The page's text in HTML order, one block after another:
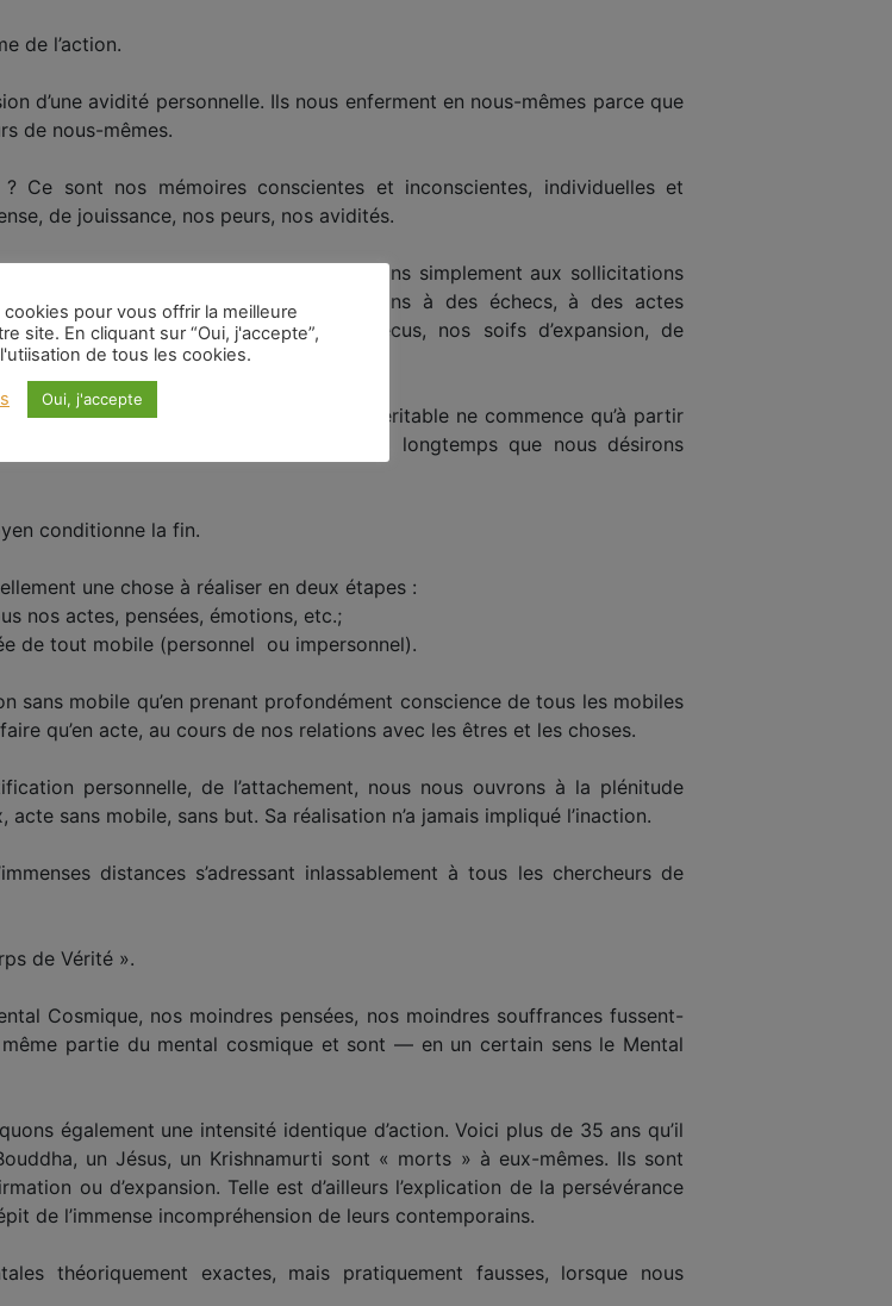
de l’action.
d’une avidité personnelle. Ils nous enferment en nous-mêmes parce que
de nous-mêmes.
Ce sont nos mémoires conscientes et inconscientes, individuelles et
de jouissance, nos peurs, nos avidités.
jamais réellement. Nous réagissons simplement aux sollicitations
de conservation, nos compensations à des échecs, à des actes
à ré-éprouver des plaisirs vécus, nos soifs d’expansion, de
C’est celle de la Vie en nous. L’action véritable ne commence qu’à partir
action créatrice n’est possible aussi longtemps que nous désirons
conditionne la fin.
une chose à réaliser en deux étapes :
nos actes, pensées, émotions, etc.;
de tout mobile (personnel ou impersonnel).
sans mobile qu’en prenant profondément conscience de tous les mobiles
qu’en acte, au cours de nos relations avec les êtres et les choses.
personnelle, de l’attachement, nous nous ouvrons à la plénitude
sans mobile, sans but. Sa réalisation n’a jamais impliqué l’inaction.
distances s’adressant inlassablement à tous les chercheurs de
de Vérité ».
Cosmique, nos moindres pensées, nos moindres souffrances fussent-
partie du mental cosmique et sont — en un certain sens le Mental
également une intensité identique d’action. Voici plus de 35 ans qu’il
un Jésus, un Krishnamurti sont « morts » à eux-mêmes. Ils sont
ou d’expansion. Telle est d’ailleurs l’explication de la persévérance
de l’immense incompréhension de leurs contemporains.
théoriquement exactes, mais pratiquement fausses, lorsque nous
pour vous offrir la meilleure
site. En cliquant sur “Oui, j'accepte”,
de tous les cookies.
Oui, j'accepte